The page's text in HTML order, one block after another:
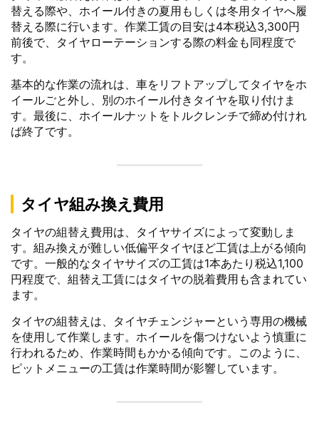
替える際や、ホイール付きの夏用もしくは冬用タイヤへ履
替える際に行います。作業工賃の目安は4本税込3,300円
前後で、タイヤローテーションする際の料金も同程度で
す。
基本的な作業の流れは、車をリフトアップしてタイヤをホ
イールごと外し、別のホイール付きタイヤを取り付けま
す。最後に、ホイールナットをトルクレンチで締め付けれ
ば終了です。
タイヤ組み換え費用
タイヤの組替え費用は、タイヤサイズによって変動しま
す。組み換えが難しい低偏平タイヤほど工賃は上がる傾向
です。一般的なタイヤサイズの工賃は1本あたり税込1,100
円程度で、組替え工賃にはタイヤの脱着費用も含まれてい
ます。
タイヤの組替えは、タイヤチェンジャーという専用の機械
を使用して作業します。ホイールを傷つけないよう慎重に
行われるため、作業時間もかかる傾向です。このように、
ピットメニューの工賃は作業時間が影響しています。